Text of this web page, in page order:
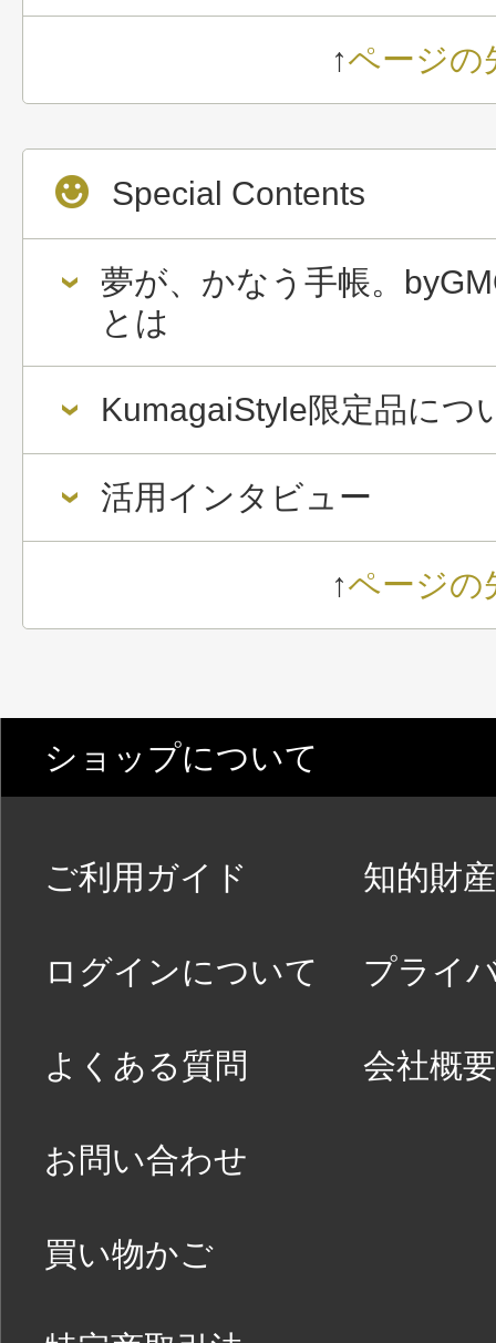
↑ページの
Special Contents
夢が、かなう手帳。
とは
KumagaiStyle限定品につ
活用インタビュー
↑ページの
ショップについて
ご利用ガイド
ログインについて
よくある質問
お問い合わせ
買い物かご
知的財産
プライ
会社概要